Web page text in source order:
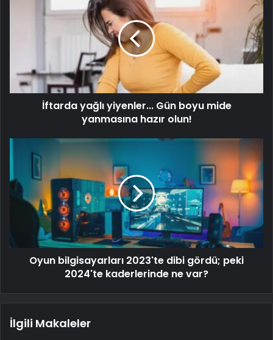
İftarda yağlı yiyenler... Gün boyu mide
yanmasına hazır olun!
Oyun bilgisayarları 2023'te dibi gördü; peki
2024'te kaderlerinde ne var?
İlgili Makaleler